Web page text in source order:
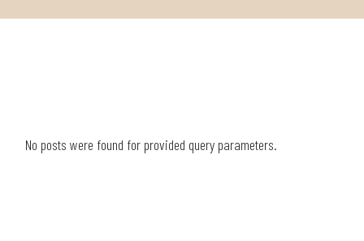
No posts were found for provided query parameters.